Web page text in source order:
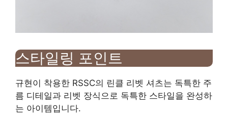
스타일링 포인트
규현이 착용한 RSSC의 린클 리벳 셔츠는 독특한 주
름 디테일과 리벳 장식으로 독특한 스타일을 완성하
는 아이템입니다.